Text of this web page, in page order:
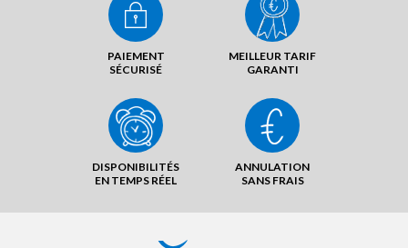
PAIEMENT
SÉCURISÉ
MEILLEUR TARIF
GARANTI
DISPONIBILITÉS
EN TEMPS RÉEL
ANNULATION
SANS FRAIS